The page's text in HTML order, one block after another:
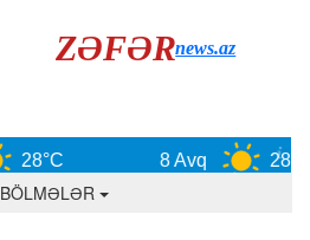
ZƏFƏRnews.az
28°C 8 Avq 28°C
BÖLMƏLƏR